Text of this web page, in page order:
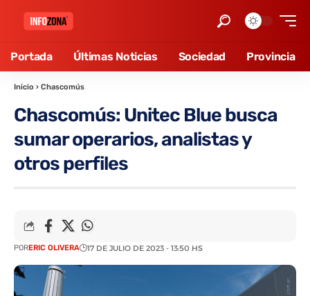
Portada Últimas Noticias Sociedad Provincia
Inicio › Chascomús
Chascomús: Unitec Blue busca
sumar operarios, analistas y
otros perfiles
PORERIC OLIVERA 17 DE JULIO DE 2023 - 13:50 HS